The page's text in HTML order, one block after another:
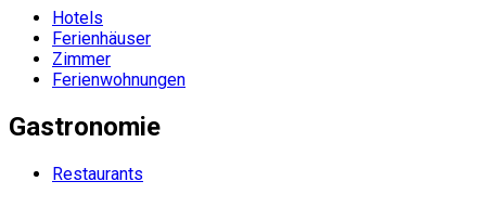
Hotels
Ferienhäuser
Zimmer
Ferienwohnungen
Gastronomie
Restaurants